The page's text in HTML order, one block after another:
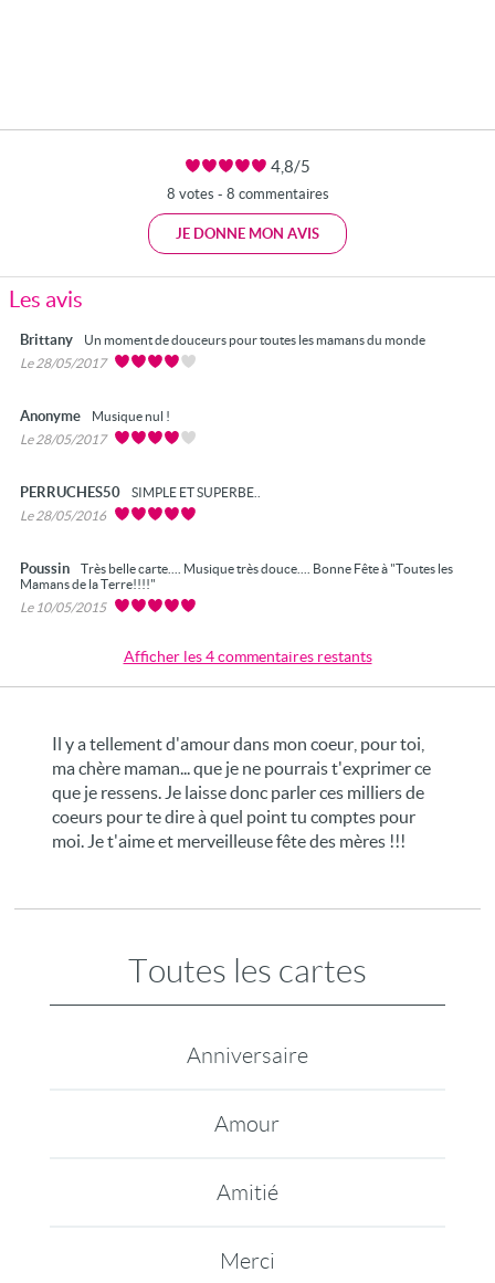
4,8/5
8 votes - 8 commentaires
JE DONNE MON AVIS
Les avis
Brittany
Un moment de douceurs pour toutes les mamans du monde
Le 28/05/2017
Anonyme
Musique nul !
Le 28/05/2017
PERRUCHES50
SIMPLE ET SUPERBE..
Le 28/05/2016
Poussin
Très belle carte.... Musique très douce.... Bonne Fête à "Toutes les
Mamans de la Terre!!!!"
Le 10/05/2015
Afficher les 4 commentaires restants
Il y a tellement d'amour dans mon coeur, pour toi,
ma chère maman... que je ne pourrais t'exprimer ce
que je ressens. Je laisse donc parler ces milliers de
coeurs pour te dire à quel point tu comptes pour
moi. Je t'aime et merveilleuse fête des mères !!!
Toutes les cartes
Anniversaire
Amour
Amitié
Merci